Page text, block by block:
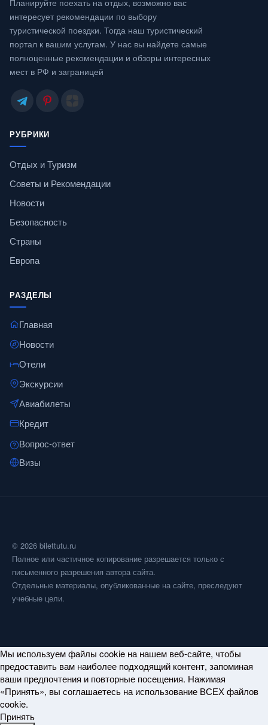
интересует рекомендации по выбору
туристической поездки. Тогда наш туристический
портал к вашим услугам. У нас вы найдете самые
полноценные рекомендации и обзоры интересных
мест в РФ и заграницей
РУБРИКИ
Отдых и Туризм
Советы и Рекомендации
Новости
Безопасность
Страны
Европа
РАЗДЕЛЫ
Главная
Новости
Отели
Экскурсии
Авиабилеты
Кредит
Вопрос-ответ
Визы
© 2026 bilettutu.ru
Полное или частичное копирование разрешается только с
письменного разрешения автора сайта.
Отдельные материалы, опубликованные на сайте, преследуют
учебные цели.
Мы используем файлы cookie на нашем веб-сайте, чтобы
предоставить вам наиболее подходящий контент, запоминая
ваши предпочтения и повторные посещения. Нажимая
«Принять», вы соглашаетесь на использование ВСЕХ файлов
cookie.
Принять